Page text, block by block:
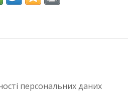
персональних даних